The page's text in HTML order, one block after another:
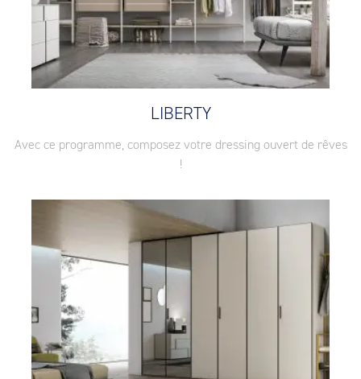
LIBERTY
Avec ce programme, composez votre dressing ouvert de rêves
!